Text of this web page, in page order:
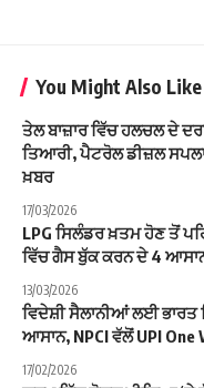
You Might Also Like
ਤੇਲ ਬਾਜ਼ਾਰ ਵਿੱਚ ਹਲਚਲ ਦੇ
ਤਿਆਰੀ, ਪੈਟਰੋਲ ਡੀਜ਼ਲ
ਖ਼ਬਰ
17/03/2026
LPG ਸਿਲੰਡਰ ਖ਼ਤਮ ਹੋਣ ਤੋਂ
ਵਿੱਚ ਗੈਸ ਬੁੱਕ ਕਰਨ ਦੇ 4
13/03/2026
ਵਿਦੇਸ਼ੀ ਸੈਲਾਨੀਆਂ ਲਈ ਭਾਰਤ
ਆਸਾਨ, NPCI ਵੱਲੋਂ UPI One
17/02/2026